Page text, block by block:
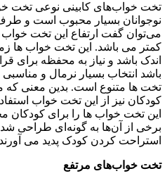
تخت خواب‌های کابینی نوعی تخت
نوجوانان بسیار محبوب است و
می‌‌توان گفت ارتفاع این تخت
کمتر می باشد. این تخت خواب ها
اندک باشد و نیاز به محفظه برای
باشد انتخاب بسیار نرمال و مناسبی
تخت ها متنوع است. بدین معنی که
کودکان نیز از این تخت خواب
این تخت خواب ها را برای
برخی از آن‌ها به گونه‌ای طراحی
استراحت کردن کودک پدید می
تخت خواب‌های مرتفع